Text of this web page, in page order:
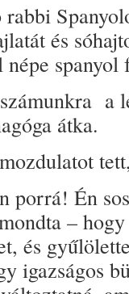
és
spanyol
a
átka.
porrá! Én
–
és
igazságos